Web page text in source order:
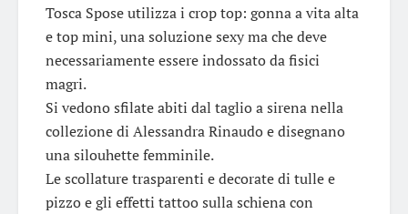
Tosca Spose utilizza i crop top: gonna a vita alta
e top mini, una soluzione sexy ma che deve
necessariamente essere indossato da fisici
magri.
Si vedono sfilate abiti dal taglio a sirena nella
collezione di Alessandra Rinaudo e disegnano
una silouhette femminile.
Le scollature trasparenti e decorate di tulle e
pizzo e gli effetti tattoo sulla schiena con